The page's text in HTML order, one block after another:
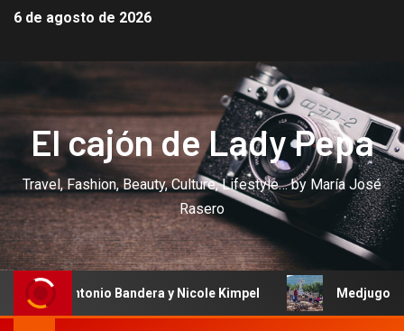
6 de agosto de 2026
El cajón de Lady Pepa
Travel, Fashion, Beauty, Culture, Lifestyle… by María José
Rasero
y Nicole Kimpel Medjugorje: el lugar donde la